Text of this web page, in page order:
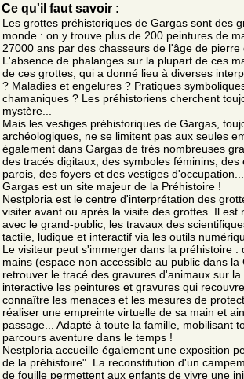
Ce qu'il faut savoir :
Les grottes préhistoriques de Gargas sont des
monde : on y trouve plus de 200 peintures de
27000 ans par des chasseurs de l'âge de pierre
L'absence de phalanges sur la plupart de ces
de ces grottes, qui a donné lieu à diverses
? Maladies et engelures ? Pratiques
chamaniques ? Les préhistoriens cherchent
mystère...
Mais les vestiges préhistoriques de Gargas,
archéologiques, ne se limitent pas aux seules
également dans Gargas de très nombreuses
des tracés digitaux, des symboles féminins,
parois, des foyers et des vestiges
Gargas est un site majeur de la Préhistoire !
Nestploria est le centre d'interprétation des
visiter avant ou après la visite des grottes. Il est
avec le grand-public, les travaux des
tactile, ludique et interactif via les outils
Le visiteur peut s'immerger dans la préhistoire :
mains (espace non accessible au public dans
retrouver le tracé des gravures d'animaux sur
interactive les peintures et gravures qui
connaître les menaces et les mesures de
réaliser une empreinte virtuelle de sa main et
passage... Adapté à toute la famille, mobilisant
parcours aventure dans le temps !
Nestploria accueille également une exposition
de la préhistoire". La reconstitution d'un
de fouille permettent aux enfants de vivre une